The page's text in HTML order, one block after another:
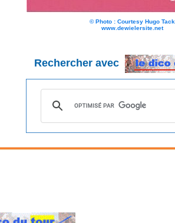
© Photo : Courtesy Hugo Tack
www.dewielersite.net
Rechercher avec